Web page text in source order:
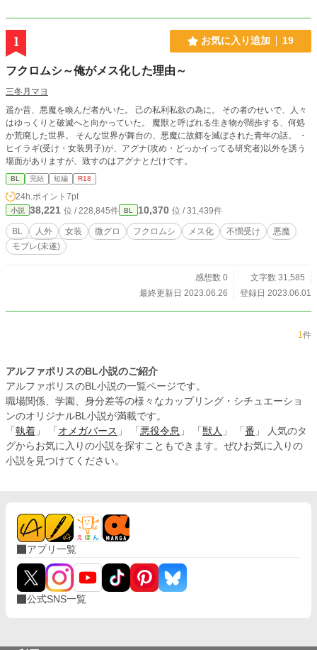
1 お気に入り追加 19
フクロムシ～俺がメス化した理由～
三冬月マヨ
遥か昔、悪魔を喚んだ者がいた。 己の私利私欲の為に。 その者のせいで、人々
はゆっくりと破滅へと向かっていた。 魔獣と呼ばれる生き物が闊歩する、何処
か荒廃した世界。 そんな世界が舞台の、悪魔に故郷を滅ぼされた青年の話。 ・
ヒイラギ(受け・女装男子)が、アグナ(攻め・どっかイってる研究者)以外を誘う
場面がありますが、致すのはアグナとだけです。
BL 完結 短編 R18
24h.ポイント 7pt
小説 38,221 位 / 228,845件 BL 10,370 位 / 31,439件
BL 人外 女装 微グロ フクロムシ メス化 不憫受け
悪魔
モブレ(未遂)
感想数 0
文字数 31,585
最終更新日 2023.06.26
登録日 2023.06.01
1件
アルファポリスのBL小説のご紹介
アルファポリスのBL小説の一覧ページです。
職場関係、学園、身分差等の様々なカップリング・シチュエーショ
ンのオリジナルBL小説が満載です。
「 執着 」 「 オメガバース 」 「 悪役令息 」 「 獣人 」 「 番 」 人気のタ
グからお気に入りの小説を探すこともできます。ぜひお気に入りの
小説を見つけてください。
アプリ一覧
公式SNS一覧